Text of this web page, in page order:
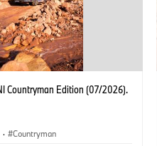
Countryman Edition (07/2026).
· Countryman